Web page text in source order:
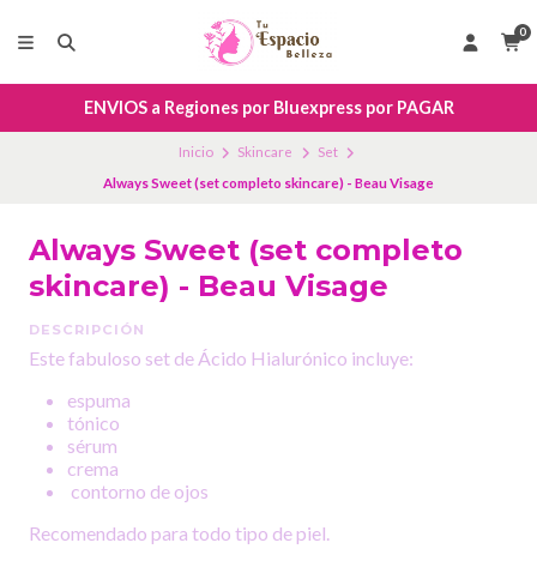
0
ENVIOS a Regiones por Bluexpress por PAGAR
Inicio Skincare
Set
Always Sweet (set completo skincare) - Beau Visage
Always Sweet (set completo
skincare) - Beau Visage
DESCRIPCIÓN
Este fabuloso set de Ácido Hialurónico incluye:
espuma
tónico
sérum
crema
contorno de ojos
Recomendado para todo tipo de piel.